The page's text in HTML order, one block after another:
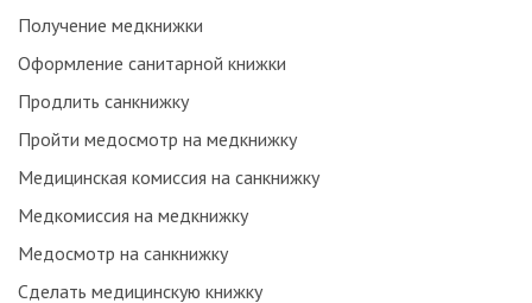
Получение медкнижки
Оформление санитарной книжки
Продлить санкнижку
Пройти медосмотр на медкнижку
Медицинская комиссия на санкнижку
Медкомиссия на медкнижку
Медосмотр на санкнижку
Сделать медицинскую книжку